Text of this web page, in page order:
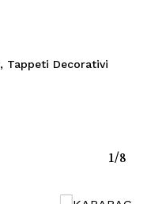
, Tappeti Decorativi
1/8